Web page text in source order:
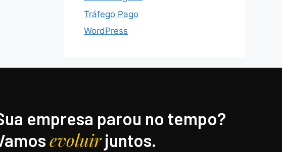
Tráfego Pago
WordPress
empresa parou no tempo?
evoluirjuntos.